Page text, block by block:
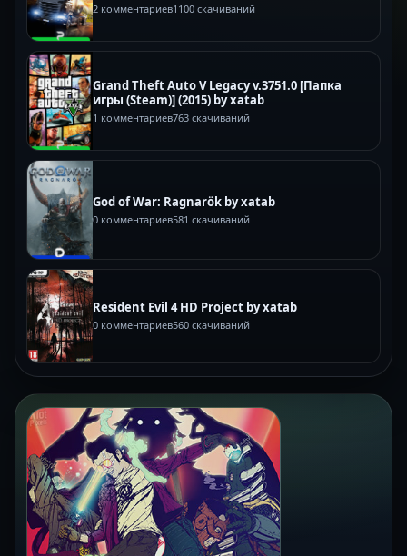
2 комментариев1100 скачиваний
Grand Theft Auto V Legacy v.3751.0 [Папка
игры (Steam)] (2015) by xatab
1 комментариев763 скачиваний
God of War: Ragnarök by xatab
0 комментариев581 скачиваний
Resident Evil 4 HD Project by xatab
0 комментариев560 скачиваний